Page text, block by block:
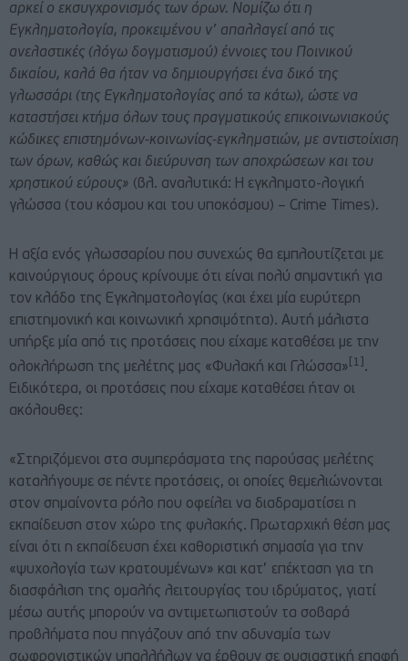
αρκεί ο εκσυγχρονισμός των όρων. Νομίζω ότι η
Εγκληματολογία, προκειμένου ν’ απαλλαγεί από τις
ανελαστικές (λόγω δογματισμού) έννοιες του Ποινικού
δικαίου, καλά θα ήταν να δημιουργήσει ένα δικό της
γλωσσάρι (της Εγκληματολογίας από τα κάτω), ώστε να
καταστήσει κτήμα όλων τους πραγματικούς επικοινωνιακούς
κώδικες επιστημόνων-κοινωνίας-εγκληματιών, με αντιστοίχιση
των όρων, καθώς και διεύρυνση των αποχρώσεων και του
χρηστικού εύρους» (βλ. αναλυτικά: Η εγκληματο-λογική
γλώσσα (του κόσμου και του υποκόσμου) – Crime Times).
Η αξία ενός γλωσσαρίου που συνεχώς θα εμπλουτίζεται με
καινούργιους όρους κρίνουμε ότι είναι πολύ σημαντική για
τον κλάδο της Εγκληματολογίας (και έχει μία ευρύτερη
επιστημονική και κοινωνική χρησιμότητα). Αυτή μάλιστα
υπήρξε μία από τις προτάσεις που είχαμε καταθέσει με την
ολοκλήρωση της μελέτης μας «Φυλακή και Γλώσσα» [1] .
Ειδικότερα, οι προτάσεις που είχαμε καταθέσει ήταν οι
ακόλουθες:
«Στηριζόμενοι στα συμπεράσματα της παρούσας μελέτης
καταλήγουμε σε πέντε προτάσεις, οι οποίες θεμελιώνονται
στον σημαίνοντα ρόλο που οφείλει να διαδραματίσει η
εκπαίδευση στον χώρο της φυλακής. Πρωταρχική θέση μας
είναι ότι η εκπαίδευση έχει καθοριστική σημασία για την
«ψυχολογία των κρατουμένων» και κατ’ επέκταση για τη
διασφάλιση της ομαλής λειτουργίας του ιδρύματος, γιατί
μέσω αυτής μπορούν να αντιμετωπιστούν τα σοβαρά
προβλήματα που πηγάζουν από την αδυναμία των
σωφρονιστικών υπαλλήλων να έρθουν σε ουσιαστική επαφή